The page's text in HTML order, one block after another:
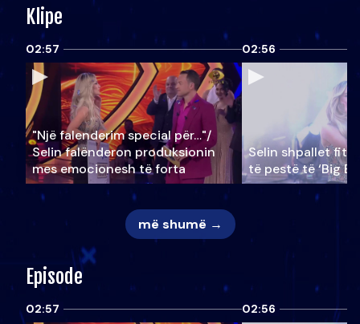
Klipe
02:57
"Një falenderim special për…"/
Selin falënderon produksionin
mes emocionesh të forta
02:56
Selin shpallet
të pestë të ‘Big
më shumë →
Episode
02:57 02:56